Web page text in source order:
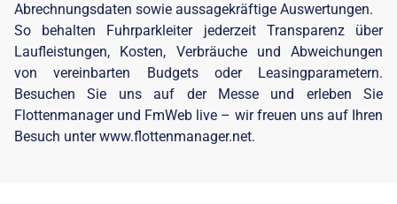
Abrechnungsdaten sowie aussagekräftige Auswertungen.
So behalten Fuhrparkleiter jederzeit Transparenz über
Laufleistungen, Kosten, Verbräuche und Abweichungen
von vereinbarten Budgets oder Leasingparametern.
Besuchen Sie uns auf der Messe und erleben Sie
Flottenmanager und FmWeb live – wir freuen uns auf Ihren
Besuch unter www.flottenmanager.net.